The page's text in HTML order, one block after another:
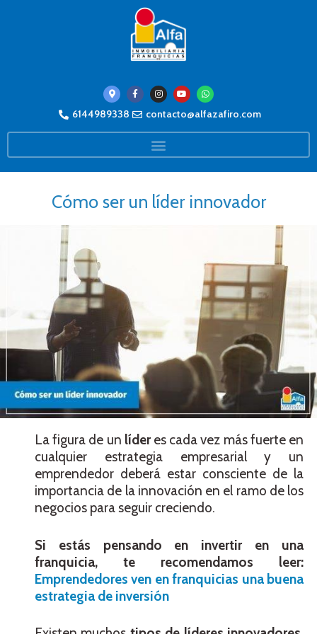
6144989338 contacto@alfazafiro.com
Cómo ser un líder innovador
La figura de un líderes cada vez más fuerte en
cualquier estrategia empresarial y un
emprendedor deberá estar consciente de la
importancia de la innovación en el ramo de los
negocios para seguir creciendo.
Si estás pensando en invertir en una
franquicia, te recomendamos leer:
Emprendedores ven en franquicias una buena
estrategia de inversión